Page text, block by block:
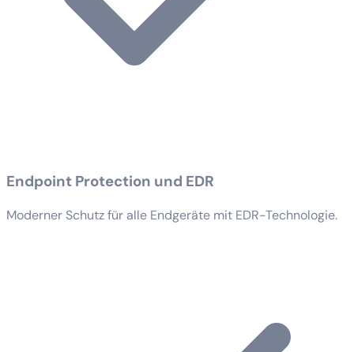
Endpoint Protection und EDR
Moderner Schutz für alle Endgeräte mit EDR-Technologie.